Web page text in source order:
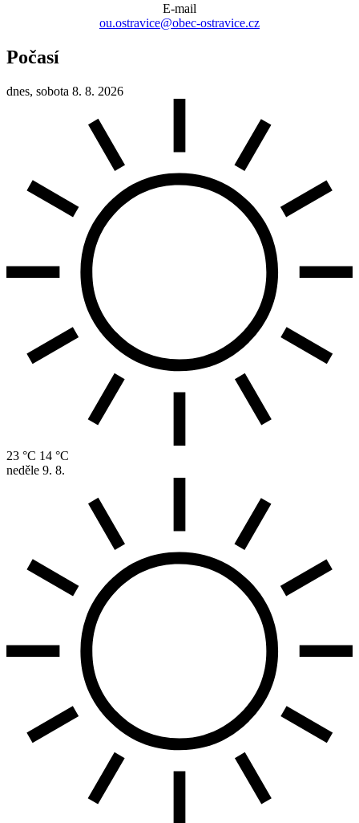
E-mail
ou.ostravice@obec-ostravice.cz
Počasí
dnes, sobota 8. 8. 2026
23 °C 14 °C
neděle 9. 8.